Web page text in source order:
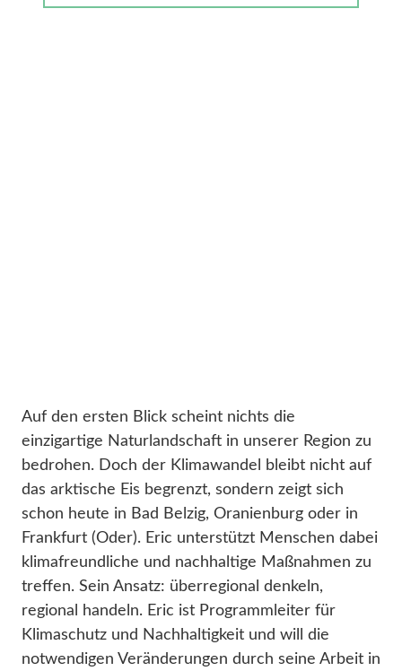
Auf den ersten Blick scheint nichts die
einzigartige Naturlandschaft in unserer Region zu
bedrohen. Doch der Klimawandel bleibt nicht auf
das arktische Eis begrenzt, sondern zeigt sich
schon heute in Bad Belzig, Oranienburg oder in
Frankfurt (Oder). Eric unterstützt Menschen dabei
klimafreundliche und nachhaltige Maßnahmen zu
treffen. Sein Ansatz: überregional denkeln,
regional handeln. Eric ist Programmleiter für
Klimaschutz und Nachhaltigkeit und will die
notwendigen Veränderungen durch seine Arbeit in